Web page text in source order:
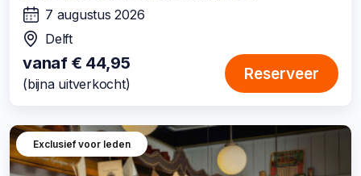
wanneer:
7 augustus 2026
locatie:
Delft
vanaf € 44,95
(bijna uitverkocht)
Reserveer
Exclusief voor leden